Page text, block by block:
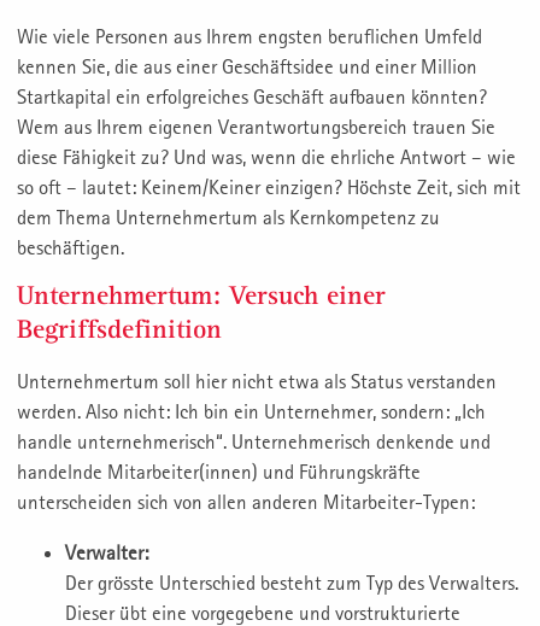
Wie viele Personen aus Ihrem engsten beruflichen Umfeld
kennen Sie, die aus einer Geschäftsidee und einer Million
Startkapital ein erfolgreiches Geschäft aufbauen könnten?
Wem aus Ihrem eigenen Verantwortungsbereich trauen Sie
diese Fähigkeit zu? Und was, wenn die ehrliche Antwort – wie
so oft – lautet: Keinem/Keiner einzigen? Höchste Zeit, sich mit
dem Thema Unternehmertum als Kernkompetenz zu
beschäftigen.
Unternehmertum: Versuch einer
Begriffsdefinition
Unternehmertum soll hier nicht etwa als Status verstanden
werden. Also nicht: Ich bin ein Unternehmer, sondern: „Ich
handle unternehmerisch“. Unternehmerisch denkende und
handelnde Mitarbeiter(innen) und Führungskräfte
unterscheiden sich von allen anderen Mitarbeiter-Typen:
Verwalter:
Der grösste Unterschied besteht zum Typ des Verwalters.
Dieser übt eine vorgegebene und vorstrukturierte